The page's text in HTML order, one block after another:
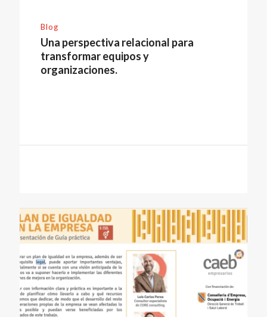
Blog
Una perspectiva relacional para
transformar equipos y
organizaciones.